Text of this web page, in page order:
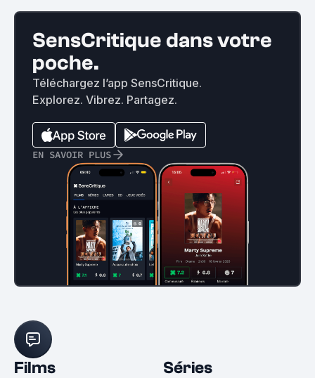
SensCritique dans votre
poche.
Téléchargez l’app SensCritique.
Explorez. Vibrez. Partagez.
EN SAVOIR PLUS
Films Séries